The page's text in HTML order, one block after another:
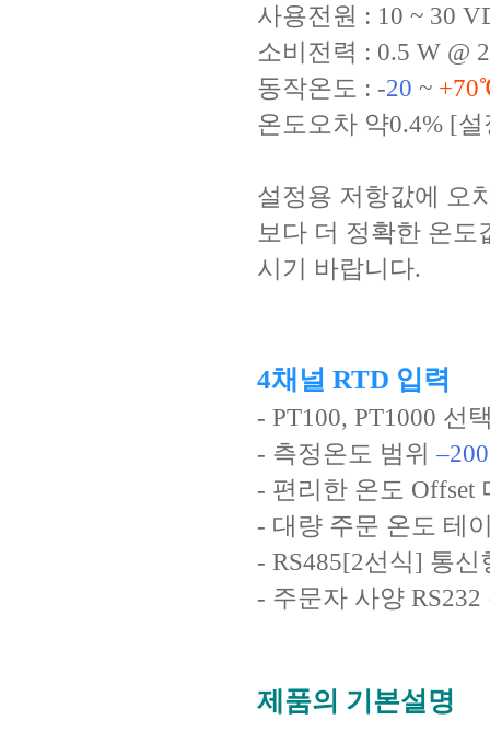
사용전원 : 10 ~ 30
소비전력 : 0.5 W @
동작온도 : -20 ~
온도오차 약0.4% [
설정용 저항값에 오
보다 더 정확한 온도
시기 바랍니다.
4채널 RTD 입력
- PT100, PT1000 선
- 측정온도 범위
- 편리한 온도 Offset
- 대량 주문 온도 테
- RS485[2선식] 통
- 주문자 사양
제품의 기본설명